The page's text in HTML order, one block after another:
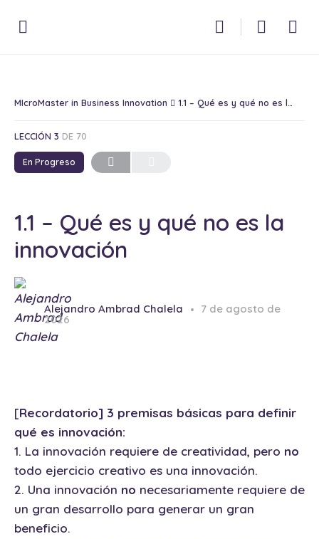
MIcroMaster in Business Innovation 1.1 – Qué es y qué no es la innovación
LECCIÓN 3 DE 70
En Progreso
1.1 – Qué es y qué no es la
innovación
Alejandro Ambrad Chalela 7 de agosto de
2026
[Recordatorio] 3 premisas básicas para definir
qué es innovación:
1. La innovación requiere de creatividad, pero no
todo ejercicio creativo es una innovación.
2. Una innovación no necesariamente requiere de
un gran desarrollo para generar un gran
beneficio.